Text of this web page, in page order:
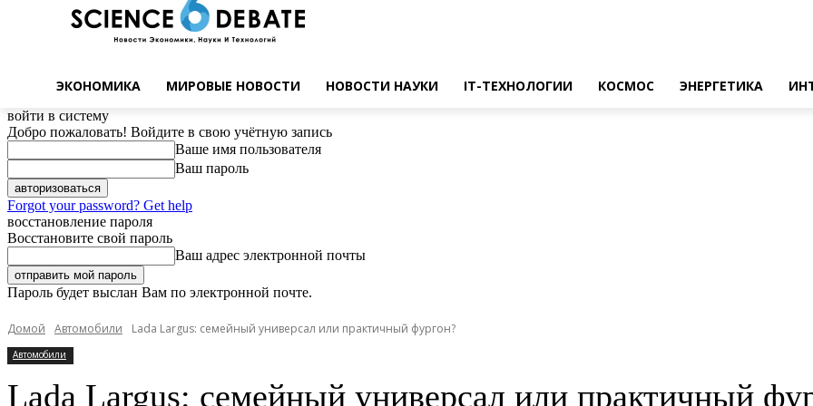
ЭКОНОМИКА МИРОВЫЕ НОВОСТИ НОВОСТИ НАУКИ IT-ТЕХНОЛОГИИ КОСМОС ЭНЕРГЕТИКА
войти в систему
Добро пожаловать! Войдите в свою учётную запись
Ваше имя пользователя
Ваш пароль
Forgot your password? Get help
восстановление пароля
Восстановите свой пароль
Ваш адрес электронной почты
Пароль будет выслан Вам по электронной почте.
Домой Автомобили Lada Largus: семейный универсал или практичный фургон?
Автомобили
Lada Largus: семейный универсал или практичный